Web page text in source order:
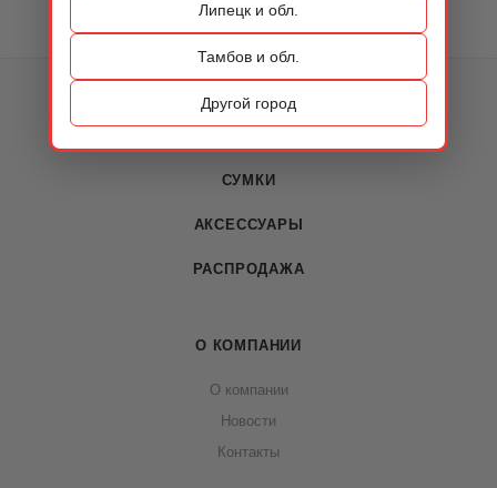
Липецк и обл.
Тамбов и обл.
Другой город
СУМКИ
АКСЕССУАРЫ
РАСПРОДАЖА
О КОМПАНИИ
О компании
Новости
Контакты